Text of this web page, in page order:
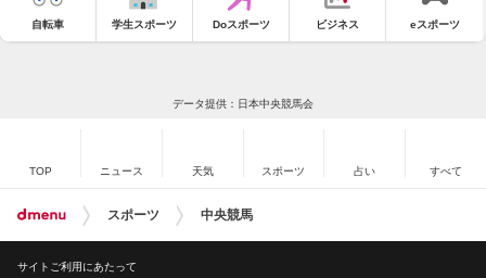
自転車 学生スポーツ Doスポーツ ビジネス eスポーツ
データ提供：日本中央競馬会
TOP ニュース 天気 スポーツ 占い すべて
スポーツ 中央競馬
サイトご利用にあたって